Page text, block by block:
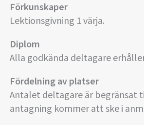
Förkunskaper
Lektionsgivning 1 värja.
Diplom
Alla godkända deltagare
Fördelning av platser
Antalet deltagare är begränsat
antagning kommer att ske i